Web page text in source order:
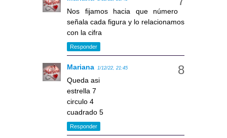
Nos fijamos hacia que número
señala cada figura y lo relacionamos
con la cifra
Responder
Mariana 1/12/22, 21:45
Queda asi
estrella 7
circulo 4
cuadrado 5
Responder